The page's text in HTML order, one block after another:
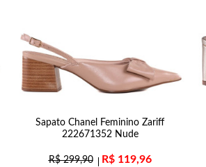
Sapato Chanel Feminino Zariff
222671352 Nude
R$299,90 R$119,96